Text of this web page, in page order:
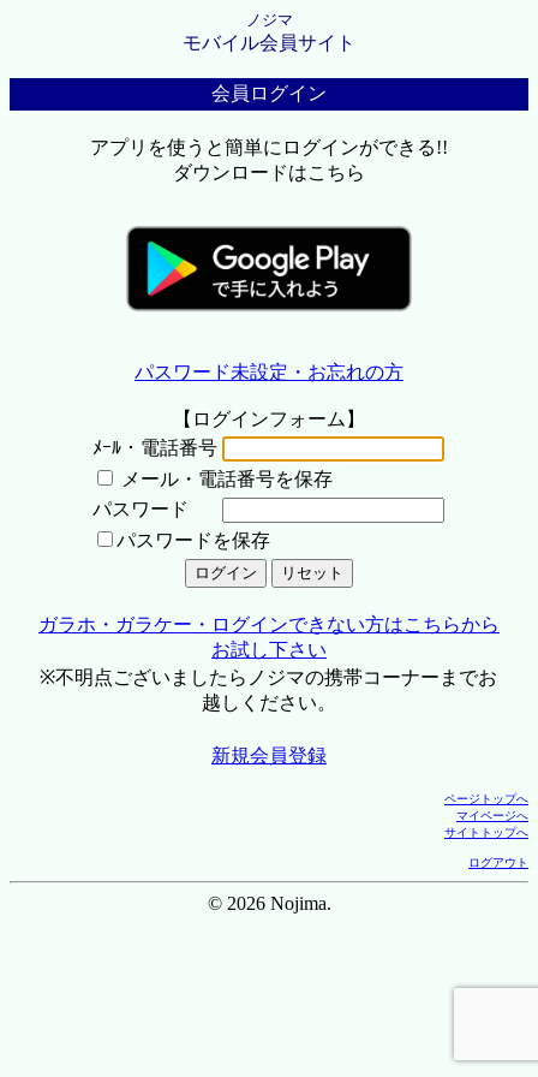
ノジマ
モバイル会員サイト
会員ログイン
アプリを使うと簡単にログインができる!!
ダウンロードはこちら
パスワード未設定・お忘れの方
【ログインフォーム】
ﾒｰﾙ・電話番号
メール・電話番号を保存
パスワード
パスワードを保存
ガラホ・ガラケー・ログインできない方はこちらから
お試し下さい
※不明点ございましたらノジマの携帯コーナーまでお
越しください。
新規会員登録
ページトップへ
マイページへ
サイトトップへ
ログアウト
© 2026 Nojima.